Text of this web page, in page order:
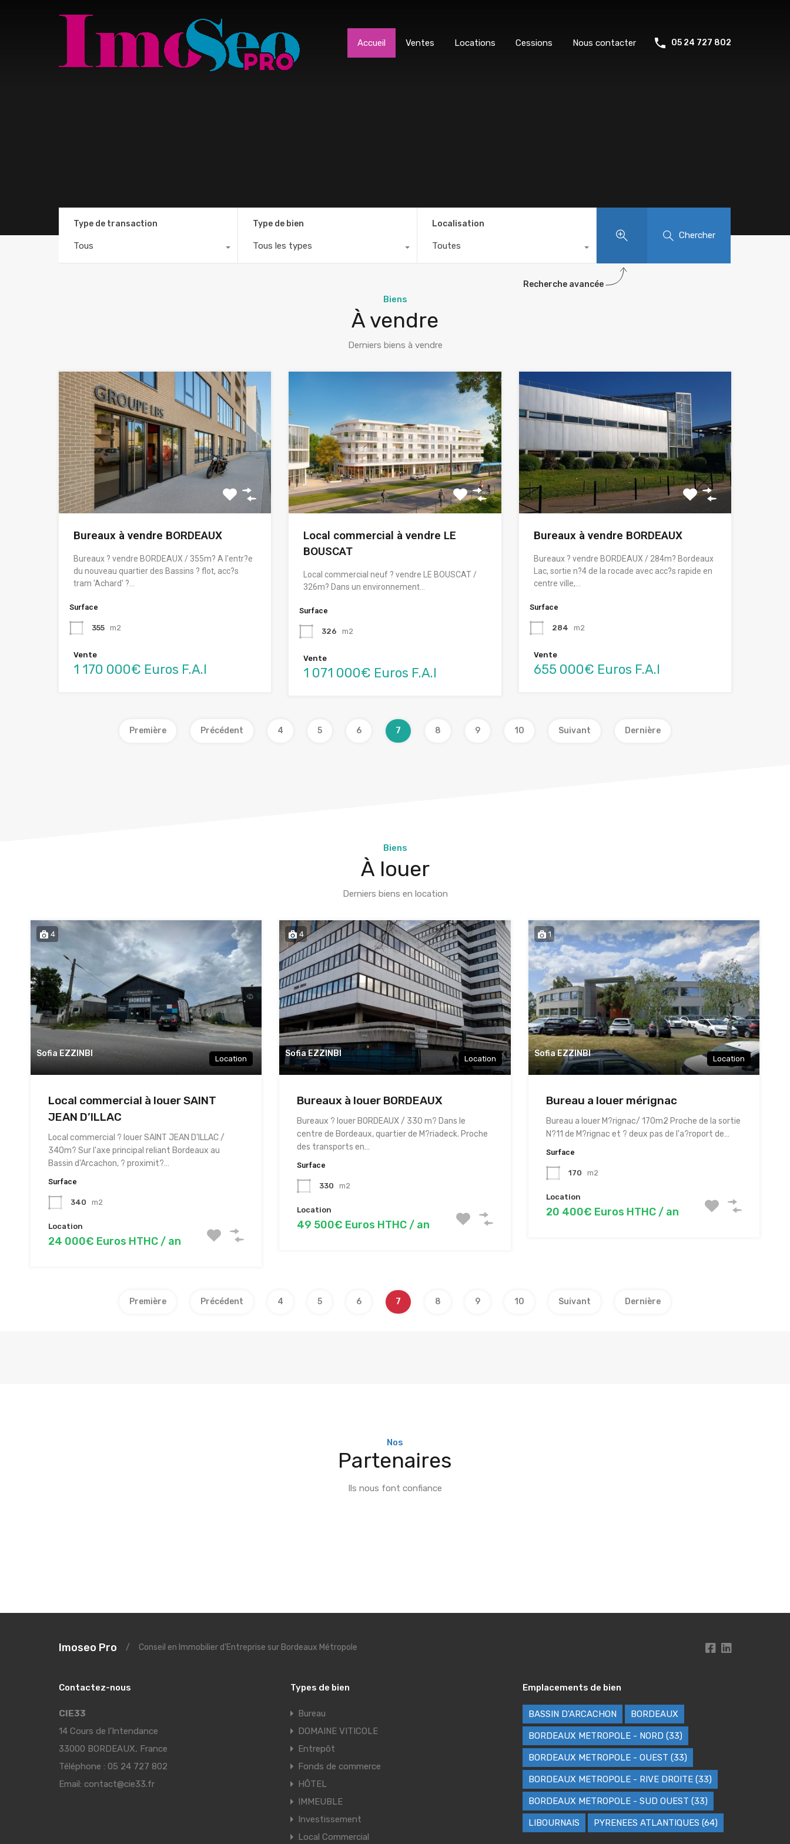
Accueil Ventes Locations Cessions Nous contacter 05 24 727 802
Type de transaction
Tous
Type de bien
Tous les types
Localisation
Toutes
Recherche avancée
Chercher
Biens
À vendre
Derniers biens à vendre
Bureaux à vendre BORDEAUX
Bureaux ? vendre BORDEAUX / 355m? A l'entr?e
du nouveau quartier des Bassins ? flot, acc?s
tram 'Achard' ?…
Surface
355 m2
Vente
1 170 000€ Euros F.A.I
Local commercial à vendre LE
BOUSCAT
Local commercial neuf ? vendre LE BOUSCAT /
326m? Dans un environnement…
Surface
326 m2
Vente
1 071 000€ Euros F.A.I
Bureaux à vendre BORDEAUX
Bureaux ? vendre BORDEAUX / 284m? Bordeaux
Lac, sortie n?4 de la rocade avec acc?s rapide en
centre ville,…
Surface
284 m2
Vente
655 000€ Euros F.A.I
Première Précédent 4 5 6 7 8 9 10 Suivant Dernière
Biens
À louer
Derniers biens en location
4
Sofia EZZINBI
Location
Local commercial à louer SAINT
JEAN D’ILLAC
Local commercial ? louer SAINT JEAN D'ILLAC /
340m? Sur l'axe principal reliant Bordeaux au
Bassin d'Arcachon, ? proximit?…
Surface
340 m2
Location
24 000€ Euros HTHC / an
4
Sofia EZZINBI
Location
Bureaux à louer BORDEAUX
Bureaux ? louer BORDEAUX / 330 m? Dans le
centre de Bordeaux, quartier de M?riadeck. Proche
des transports en…
Surface
330 m2
Location
49 500€ Euros HTHC / an
1
Sofia EZZINBI
Location
Bureau a louer mérignac
Bureau a louer M?rignac/ 170m2 Proche de la sortie
N?11 de M?rignac et ? deux pas de l'a?roport de…
Surface
170 m2
Location
20 400€ Euros HTHC / an
Première Précédent 4 5 6 7 8 9 10 Suivant Dernière
Nos
Partenaires
Ils nous font confiance
Imoseo Pro / Conseil en Immobilier d'Entreprise sur Bordeaux Métropole
Contactez-nous
CIE33
14 Cours de l’Intendance
33000 BORDEAUX, France
Téléphone : 05 24 727 802
Email: contact@cie33.fr
Types de bien
Bureau
DOMAINE VITICOLE
Entrepôt
Fonds de commerce
HÔTEL
IMMEUBLE
Investissement
Local Commercial
Emplacements de bien
BASSIN D'ARCACHON BORDEAUX
BORDEAUX METROPOLE - NORD (33)
BORDEAUX METROPOLE - OUEST (33)
BORDEAUX METROPOLE - RIVE DROITE (33)
BORDEAUX METROPOLE - SUD OUEST (33)
LIBOURNAIS PYRENEES ATLANTIQUES (64)